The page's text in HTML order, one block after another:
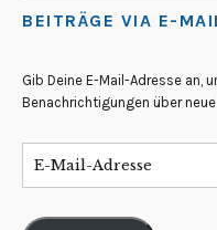
BEITRÄGE VIA E-
Gib Deine E-Mail-Adresse an,
Benachrichtigungen über